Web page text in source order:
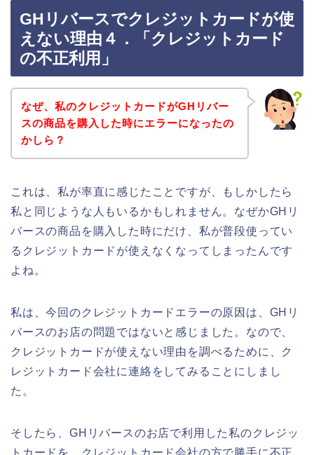
GHリバースでクレジットカードが使
えない理由４．「クレジットカード
の不正利用」
なぜ、私のクレジットカードがGHリバー
スの商品を購入した時にエラーになったの
かしら？
これは、私が率直に感じたことですが、もしかしたら
私と同じような人もいるかもしれません。なぜかGHリ
バースの商品を購入した時にだけ、私が普段使ってい
るクレジットカードが使えなくなってしまったんです
よね。
私は、今回のクレジットカードエラーの原因は、GHリ
バースのお店の問題ではないと感じました。なので、
クレジットカードが使えない理由を調べるために、ク
レジットカード会社に連絡をしてみることにしまし
た。
そしたら、GHリバースのお店で利用した私のクレジッ
トカードを、クレジットカード会社の方で勝手に不正